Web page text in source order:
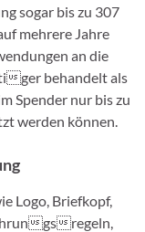
sogar bis zu 307
mehrere Jahre
an die
ger behandelt als
Spender nur bis zu
werden können.
Logo, Briefkopf,
gsregeln,